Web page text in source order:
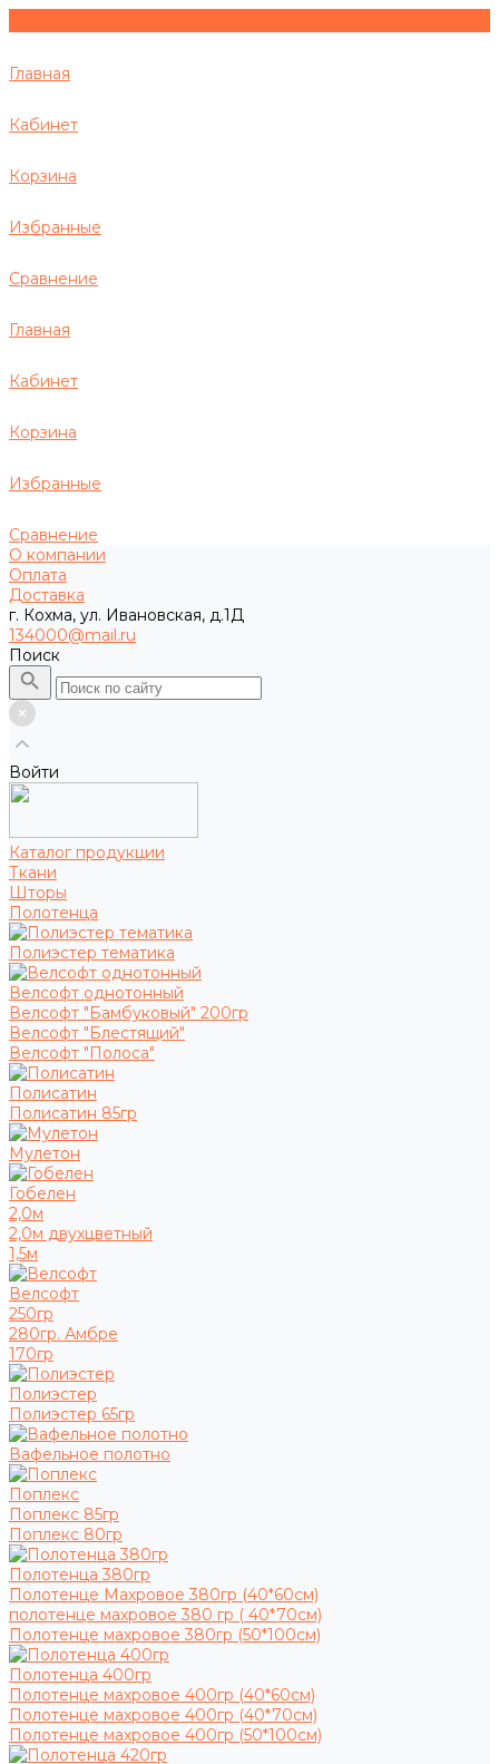
Главная
Кабинет
Корзина
Избранные
Сравнение
Главная
Кабинет
Корзина
Избранные
Сравнение
О компании
Оплата
Доставка
г. Кохма, ул. Ивановская, д.1Д
134000@mail.ru
Поиск
Войти
Каталог продукции
Ткани
Шторы
Полотенца
Полиэстер тематика
Велсофт однотонный
Велсофт "Бамбуковый" 200гр
Велсофт "Блестящий"
Велсофт "Полоса"
Полисатин
Полисатин 85гр
Мулетон
Гобелен
2,0м
2,0м двухцветный
1,5м
Велсофт
250гр
280гр. Амбре
170гр
Полиэстер
Полиэстер 65гр
Вафельное полотно
Поплекс
Поплекс 85гр
Поплекс 80гр
Полотенца 380гр
Полотенце Махровое 380гр (40*60см)
полотенце махровое 380 гр ( 40*70см)
Полотенце махровое 380гр (50*100см)
Полотенца 400гр
Полотенце махровое 400гр (40*60см)
Полотенце махровое 400гр (40*70см)
Полотенце махровое 400гр (50*100см)